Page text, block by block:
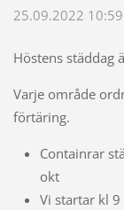
25.09.2022 10:59
Höstens städdag
Varje område
förtäring.
Containrar
okt
Vi startar kl